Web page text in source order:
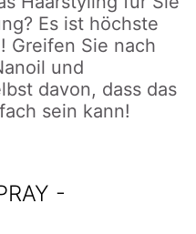
Es ist höchste
Greifen Sie nach
und
davon, dass das
sein kann!
-